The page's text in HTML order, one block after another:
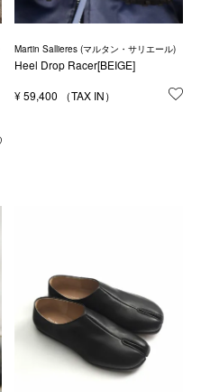
Martin Sallieres (マルタン・サリエール)
Heel Drop Racer[BEIGE]
¥59,400